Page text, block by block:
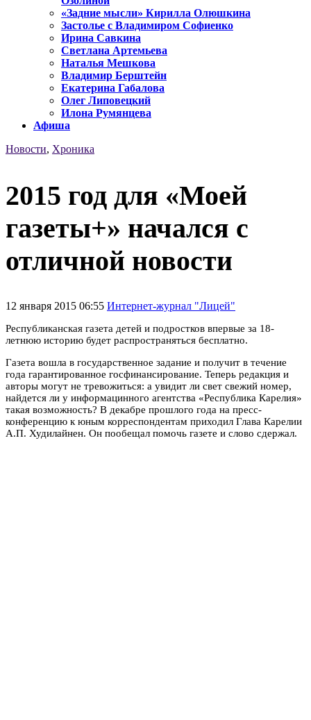
«Задние мысли» Кирилла Олюшкина
Застолье с Владимиром Софиенко
Ирина Савкина
Светлана Артемьева
Наталья Мешкова
Владимир Берштейн
Екатерина Габалова
Олег Липовецкий
Илона Румянцева
Афиша
Новости, Хроника
2015 год для «Моей
газеты+» начался с
отличной новости
12 января 2015 06:55 Интернет-журнал "Лицей"
Республиканская газета детей и подростков впервые за 18-
летнюю историю будет распространяться бесплатно.
Газета вошла в государственное задание и получит в течение
года гарантированное госфинансирование. Теперь редакция и
авторы могут не тревожиться: а увидит ли свет свежий номер,
найдется ли у информацинного агентства «Республика Карелия»
такая возможность? В декабре прошлого года на пресс-
конференцию к юным корреспондентам приходил Глава Карелии
А.П. Худилайнен. Он пообещал помочь газете и слово сдержал.